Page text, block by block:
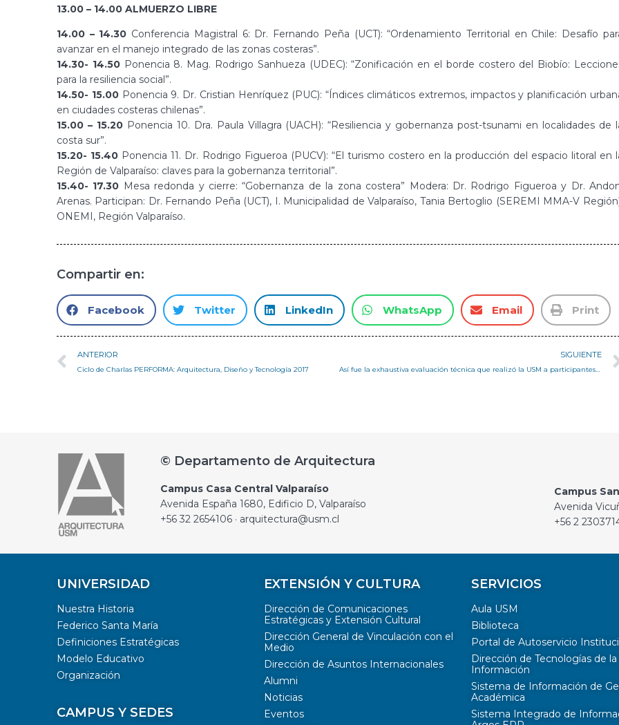
13.00 – 14.00 ALMUERZO LIBRE
14.00 – 14.30 Conferencia Magistral 6: Dr. Fernando Peña (UCT): “Ordenamiento Territorial en Chile: Desafío
avanzar en el manejo integrado de las zonas costeras”.
14.30- 14.50Ponencia 8. Mag. Rodrigo Sanhueza (UDEC): “Zonificación en el borde costero del Biobío:
para la resiliencia social”.
14.50- 15.00Ponencia 9. Dr. Cristian Henríquez (PUC): “Índices climáticos extremos, impactos y planificación
en ciudades costeras chilenas”.
15.00 – 15.20Ponencia 10. Dra. Paula Villagra (UACH): “Resiliencia y gobernanza post-tsunami en localidades de
costa sur”.
15.20- 15.40 Ponencia 11. Dr. Rodrigo Figueroa (PUCV): “El turismo costero en la producción del espacio litoral en
Región de Valparaíso: claves para la gobernanza territorial”.
15.40- 17.30 Mesa redonda y cierre: “Gobernanza de la zona costera” Modera: Dr. Rodrigo Figueroa y Dr.
Arenas. Participan: Dr. Fernando Peña (UCT), I. Municipalidad de Valparaíso, Tania Bertoglio (SEREMI MMA-V
ONEMI, Región Valparaíso.
Compartir en:
Facebook Twitter LinkedIn WhatsApp Email Print
ANTERIOR
Ciclo de Charlas PERFORMA: Arquitectura, Diseño y Tecnología 2017
SIGUIENTE
Así fue la exhaustiva evaluación técnica que realizó la USM a participantes de Construye Solar 2017
© Departamento de Arquitectura
Campus Casa Central Valparaíso
Avenida España 1680, Edificio D, Valparaíso
+56 32 2654106 · arquitectura@usm.cl
Campus
Avenida
+56 2
UNIVERSIDAD
Nuestra Historia
Federico Santa María
Definiciones Estratégicas
Modelo Educativo
Organización
CAMPUS Y SEDES
EXTENSIÓN Y CULTURA
Dirección de Comunicaciones
Estratégicas y Extensión Cultural
Dirección General de Vinculación con el
Medio
Dirección de Asuntos Internacionales
Alumni
Noticias
Eventos
SERVICIOS
Aula USM
Biblioteca
Portal de Autoservicio
Dirección de Tecnologías de la
Información
Sistema de Información de
Académica
Sistema Integrado de